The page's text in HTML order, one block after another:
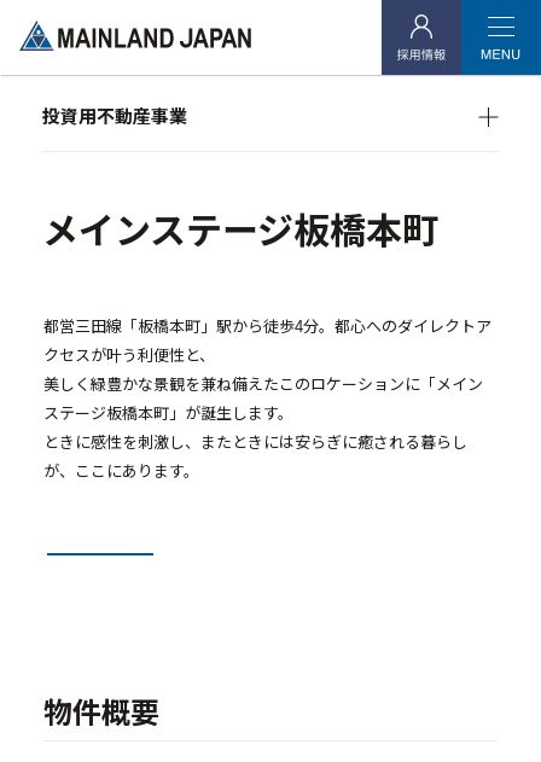
企業情報
- 企業理念
- アクセス
投資用不動産事業
- マンション経営をお考えの方へ
- メインランドグループの強み
- メインステージシリーズ
投資用不動産事業
メインステージシリーズ
メインステージ板橋本町
都営三田線「板橋本町」駅から徒歩4分。都心へのダイレクトア
クセスが叶う利便性と、
美しく緑豊かな景観を兼ね備えたこのロケーションに「メイン
ステージ板橋本町」が誕生します。
ときに感性を刺激し、またときには安らぎに癒される暮らし
が、ここにあります。
物件概要